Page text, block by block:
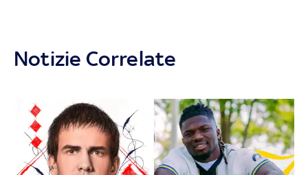
Notizie Correlate